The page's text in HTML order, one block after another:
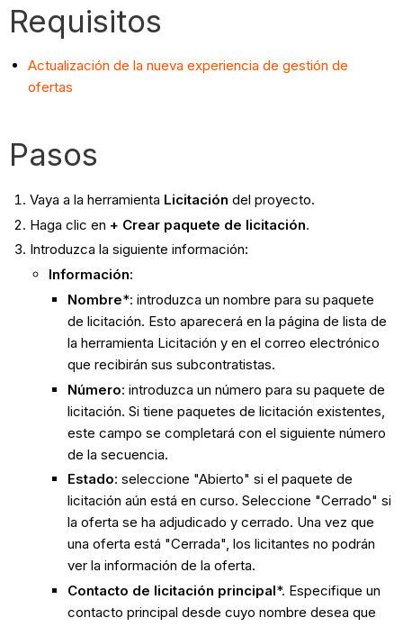
Requisitos
Actualización de la nueva experiencia de gestión de
ofertas
Pasos
Vaya a la herramienta Licitación del proyecto.
Haga clic en + Crear paquete de licitación.
Introduzca la siguiente información:
Información:
Nombre*: introduzca un nombre para su paquete
de licitación. Esto aparecerá en la página de lista de
la herramienta Licitación y en el correo electrónico
que recibirán sus subcontratistas.
Número: introduzca un número para su paquete de
licitación. Si tiene paquetes de licitación existentes,
este campo se completará con el siguiente número
de la secuencia.
Estado: seleccione "Abierto" si el paquete de
licitación aún está en curso. Seleccione "Cerrado" si
la oferta se ha adjudicado y cerrado. Una vez que
una oferta está "Cerrada", los licitantes no podrán
ver la información de la oferta.
Contacto de licitación principal*. Especifique un
contacto principal desde cuyo nombre desea que